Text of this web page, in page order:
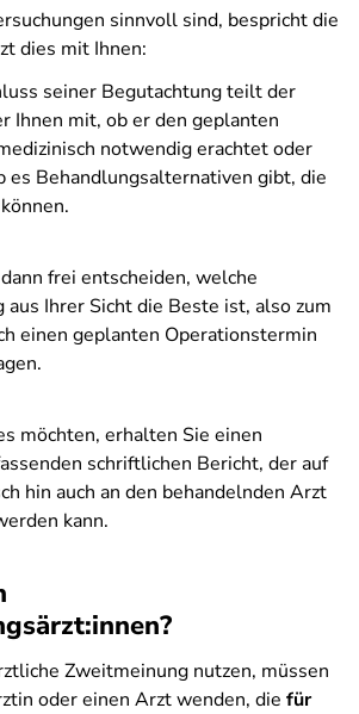
sinnvoll sind, bespricht die
dies mit Ihnen:
seiner Begutachtung teilt der
Ihnen mit, ob er den geplanten
notwendig erachtet oder
es Behandlungsalternativen gibt, die
frei entscheiden, welche
aus Ihrer Sicht die Beste ist, also zum
einen geplanten Operationstermin
möchten, erhalten Sie einen
schriftlichen Bericht, der auf
hin auch an den behandelnden Arzt
kann.
Zweitmeinung nutzen, müssen
oder einen Arzt wenden, die für